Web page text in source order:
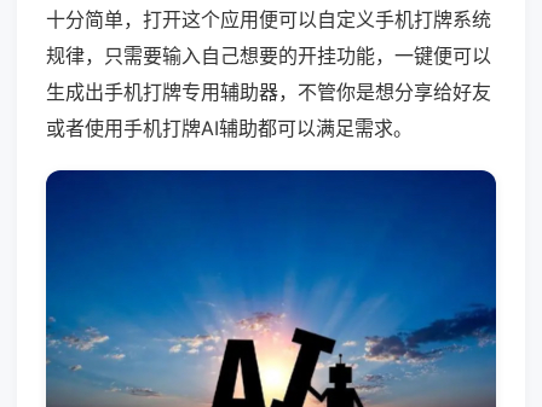
十分简单，打开这个应用便可以自定义手机打牌系统
规律，只需要输入自己想要的开挂功能，一键便可以
生成出手机打牌专用辅助器，不管你是想分享给好友
或者使用手机打牌AI辅助都可以满足需求。